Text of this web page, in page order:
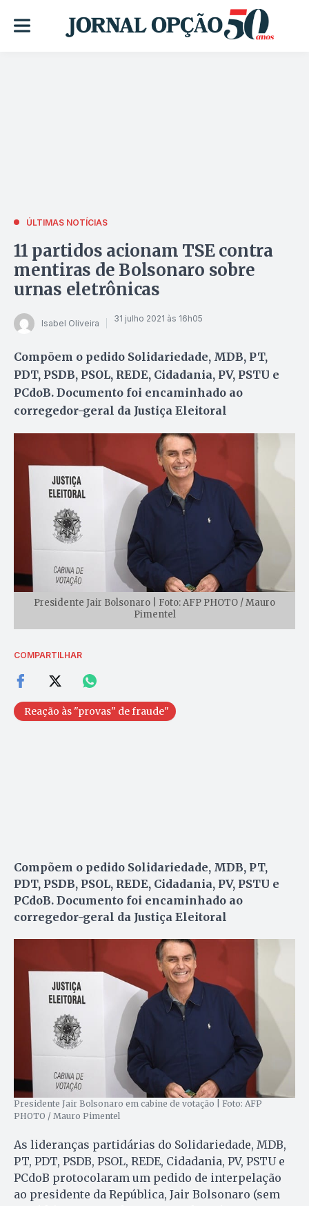
ÚLTIMAS NOTÍCIAS
11 partidos acionam TSE contra
mentiras de Bolsonaro sobre
urnas eletrônicas
Isabel Oliveira 31 julho 2021 às 16h05
Compõem o pedido Solidariedade, MDB, PT,
PDT, PSDB, PSOL, REDE, Cidadania, PV, PSTU e
PCdoB. Documento foi encaminhado ao
corregedor-geral da Justiça Eleitoral
Presidente Jair Bolsonaro | Foto: AFP PHOTO / Mauro
Pimentel
COMPARTILHAR
Reação às "provas" de fraude"
Compõem o pedido Solidariedade, MDB, PT,
PDT, PSDB, PSOL, REDE, Cidadania, PV, PSTU e
PCdoB. Documento foi encaminhado ao
corregedor-geral da Justiça Eleitoral
Presidente Jair Bolsonaro em cabine de votação | Foto: AFP
PHOTO / Mauro Pimentel
As lideranças partidárias do Solidariedade, MDB,
PT, PDT, PSDB, PSOL, REDE, Cidadania, PV, PSTU e
PCdoB protocolaram um pedido de interpelação
ao presidente da República, Jair Bolsonaro (sem